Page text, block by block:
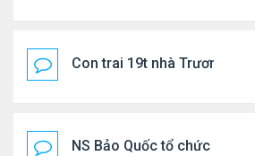
Con trai 19t nhà Trương Bá
NS Bảo Quốc tổ chức sn cho